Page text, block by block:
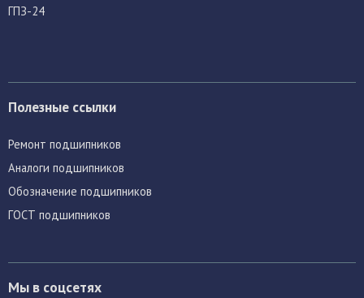
ГПЗ-24
Полезные ссылки
Ремонт подшипников
Аналоги подшипников
Обозначение подшипников
ГОСТ подшипников
Мы в соцсетях